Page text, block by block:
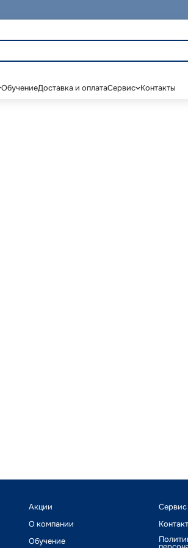
ОбучениеДоставка и оплатаСервис Контакты
Акции
О компании
Обучение
Сервис